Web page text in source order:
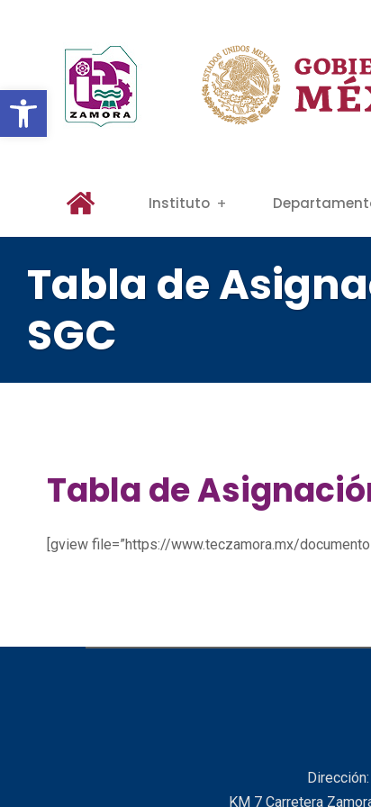
Abrir barra de herramientas
Instituto
Tabla de
SGC
Tabla de
[gview file=”https://www.teczamora.mx/
Dirección:
KM 7 Carretera